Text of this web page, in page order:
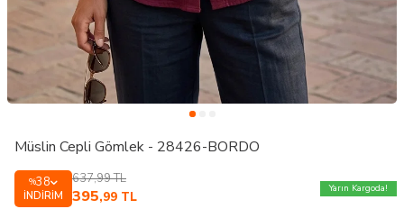
Müslin Cepli Gömlek - 28426-BORDO
%38
İNDIRIM
637,99TL
395,99 TL
Yarın Kargoda!